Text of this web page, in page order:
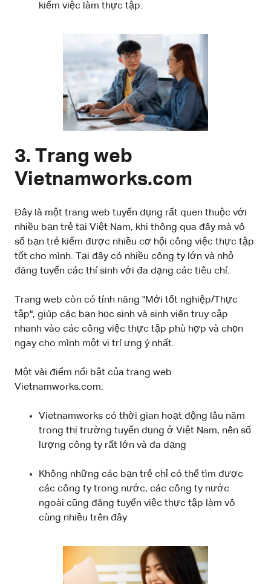
kiếm việc làm thực tập.
3. Trang web
Vietnamworks.com
Đây là một trang web tuyển dụng rất quen thuộc với
nhiều bạn trẻ tại Việt Nam, khi thông qua đây mà vô
số bạn trẻ kiếm được nhiều cơ hội công việc thực tập
tốt cho mình. Tại đây có nhiều công ty lớn và nhỏ
đăng tuyển các thí sinh với đa dạng các tiêu chí.
Trang web còn có tính năng "Mới tốt nghiệp/Thực
tập", giúp các bạn học sinh và sinh viên truy cập
nhanh vào các công việc thực tập phù hợp và chọn
ngay cho mình một vị trí ưng ý nhất.
Một vài điểm nổi bật của trang web
Vietnamworks.com:
Vietnamworks có thời gian hoạt động lâu năm
trong thị trường tuyển dụng ở Việt Nam, nên số
lượng công ty rất lớn và đa dạng
Không những các bạn trẻ chỉ có thể tìm được
các công ty trong nước, các công ty nước
ngoài cũng đăng tuyển việc thực tập làm vô
cùng nhiều trên đây